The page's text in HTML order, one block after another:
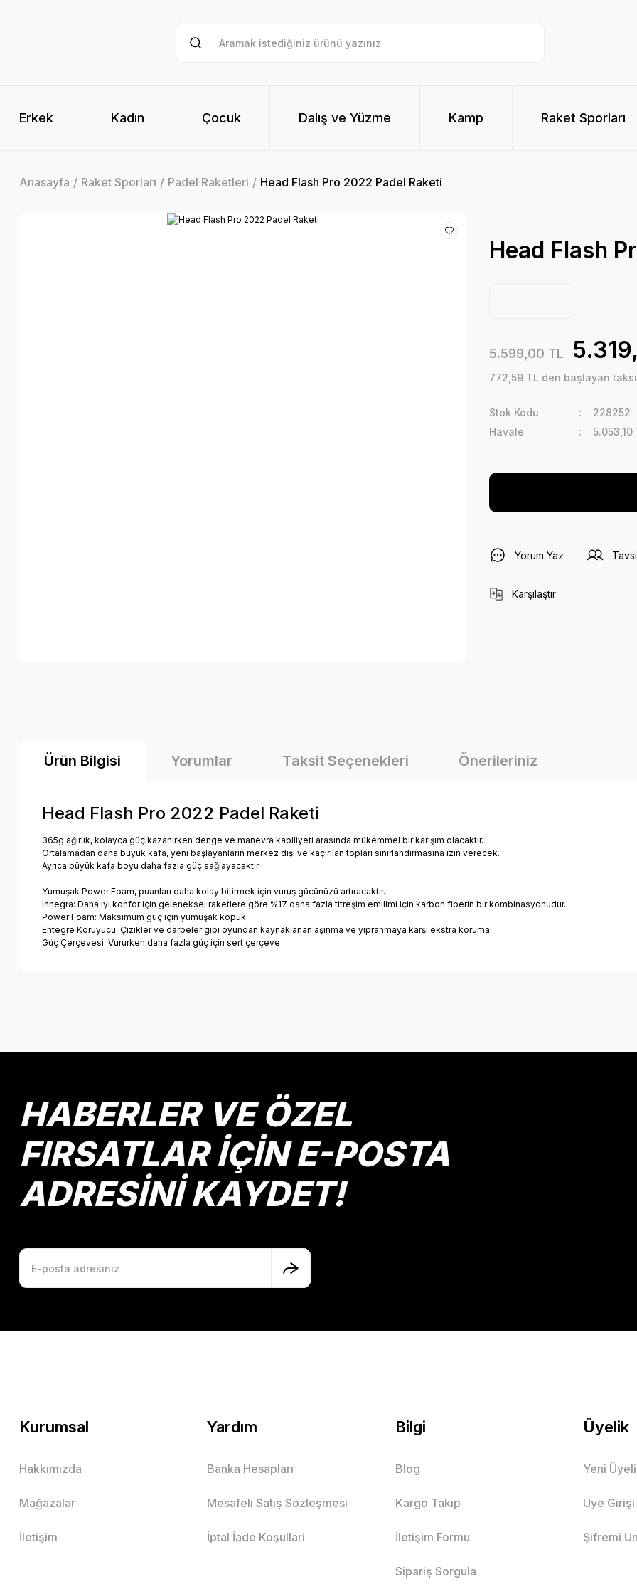
Erkek Kadın Çocuk Dalış ve Yüzme Kamp Raket Sporları
Anasayfa Raket Sporları Padel Raketleri Head Flash Pro 2022 Padel Raketi
Head Flash
5.599,00 TL
772,59 TL den başlayan
Stok Kodu
228252
Havale
Yorum Yaz
Karşılaştır
Ürün Bilgisi Yorumlar Taksit Seçenekleri Önerileriniz
Head Flash Pro 2022 Padel Raketi
365g ağırlık, kolayca güç kazanırken denge ve manevra kabiliyeti arasında mükemmel bir karışım olacaktır.
Ortalamadan daha büyük kafa, yeni başlayanların merkez dışı ve kaçırılan topları sınırlandırmasına izin verecek.
Ayrıca büyük kafa boyu daha fazla güç sağlayacaktır.
Yumuşak Power Foam, puanları daha kolay bitirmek için vuruş gücünüzü artıracaktır.
Innegra: Daha iyi konfor için geleneksel raketlere göre %17 daha fazla titreşim emilimi için karbon fiberin bir kombinasyonudur.
Power Foam: Maksimum güç için yumuşak köpük
Entegre Koruyucu: Çizikler ve darbeler gibi oyundan kaynaklanan aşınma ve yıpranmaya karşı ekstra koruma
Güç Çerçevesi: Vururken daha fazla güç için sert çerçeve
Ürün resmi kalitesiz, bozuk veya görüntülenemiyor.
Ürün fiyatı diğer sitelerden daha pahalı.
HABERLER VE ÖZEL
FIRSATLAR İÇİN E-POSTA
ADRESİNİ KAYDET!
Kurumsal
Hakkımızda
Mağazalar
İletişim
Yardım
Banka Hesapları
Mesafeli Satış Sözleşmesi
İptal İade Koşullari
Bilgi
Blog
Kargo Takip
İletişim Formu
Sipariş Sorgula
Üyelik
Yeni
Üye Girişi
Şifremi